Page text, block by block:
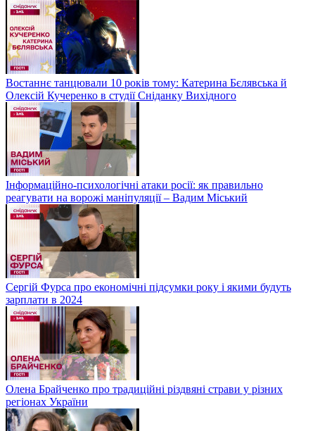
Востаннє танцювали 10 років тому: Катерина Бєлявська й
Олексій Кучеренко в студії Сніданку Вихідного
Інформаційно-психологічні атаки росії: як правильно
реагувати на ворожі маніпуляції – Вадим Міський
Сергій Фурса про економічні підсумки року і якими будуть
зарплати в 2024
Олена Брайченко про традиційні різдвяні страви у різних
регіонах України